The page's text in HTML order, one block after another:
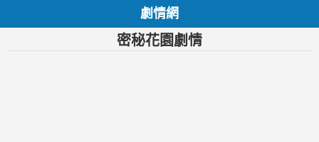
劇情網
密秘花園劇情